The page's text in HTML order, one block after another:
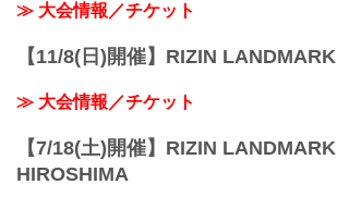
≫ 大会情報／チケット
【11/8(日)開催】RIZIN
≫ 大会情報／チケット
【7/18(土)開催】RIZIN
HIROSHIMA